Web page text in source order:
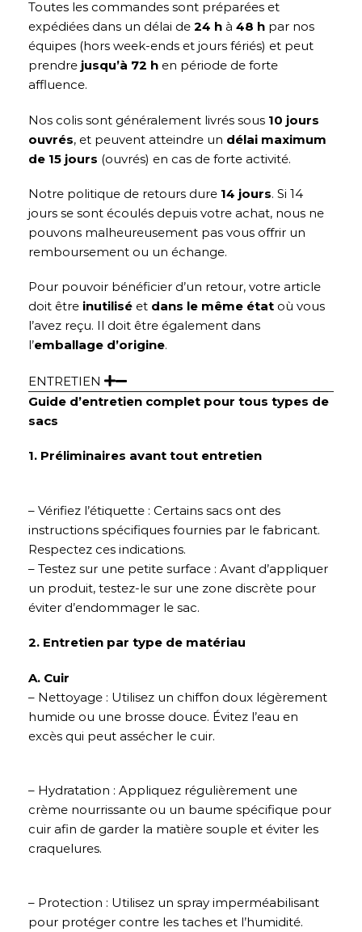
Toutes les commandes sont préparées et
expédiées dans un délai de 24 h à 48 h par nos
équipes (hors week-ends et jours fériés) et peut
prendre jusqu’à 72 h en période de forte
affluence.
Nos colis sont généralement livrés sous 10 jours
ouvrés, et peuvent atteindre un délai maximum
de 15 jours (ouvrés) en cas de forte activité.
Notre politique de retours dure 14 jours. Si 14
jours se sont écoulés depuis votre achat, nous ne
pouvons malheureusement pas vous offrir un
remboursement ou un échange.
Pour pouvoir bénéficier d’un retour, votre article
doit être inutilisé et dans le même état où vous
l’avez reçu. Il doit être également dans
l’emballage d’origine.
ENTRETIEN
Guide d’entretien complet pour tous types de
sacs
1. Préliminaires avant tout entretien
– Vérifiez l’étiquette : Certains sacs ont des
instructions spécifiques fournies par le fabricant.
Respectez ces indications.
– Testez sur une petite surface : Avant d’appliquer
un produit, testez-le sur une zone discrète pour
éviter d’endommager le sac.
2. Entretien par type de matériau
A. Cuir
– Nettoyage : Utilisez un chiffon doux légèrement
humide ou une brosse douce. Évitez l’eau en
excès qui peut assécher le cuir.
– Hydratation : Appliquez régulièrement une
crème nourrissante ou un baume spécifique pour
cuir afin de garder la matière souple et éviter les
craquelures.
– Protection : Utilisez un spray imperméabilisant
pour protéger contre les taches et l’humidité.